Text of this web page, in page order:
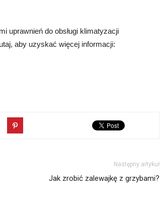
uprawnień do obsługi klimatyzacji
aby uzyskać więcej informacji:
Następny artykuł
Jak zrobić zalewajkę z grzybami?